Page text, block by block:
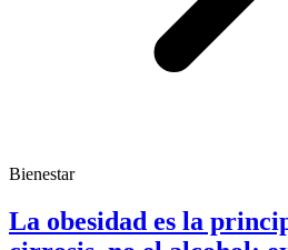
Bienestar
La obesidad es la